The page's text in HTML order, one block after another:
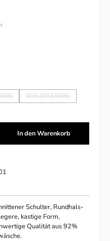
Option ist zurzeit nicht verfügbar.)
003 (092/096)
(Diese Option ist
In den Warenkorb
Schulter, Rundhals-
kastige Form,
Qualität aus 92%